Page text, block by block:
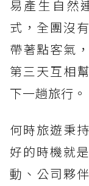
易產生自然
式，全團沒
帶著點客氣
第三天互相
下一趟旅行。
何時旅遊秉
好的時機就
動、公司夥